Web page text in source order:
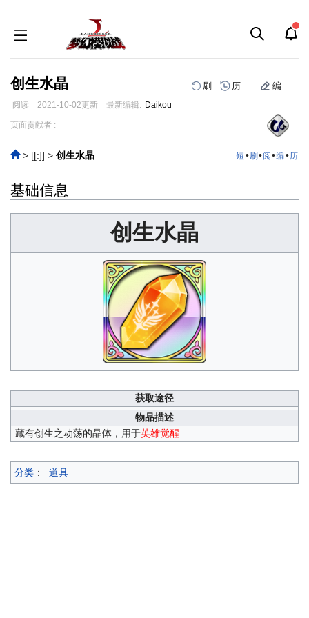
创生水晶 刷 历 编
阅读 2021-10-02更新 最新编辑: Daikou
跳
导
航
跳
搜
索
页面贡献者 :
> [[:]] > 创生水晶 短 •刷 •阅 •编•历
基础信息
创生水晶
获取途径
物品描述
藏有创生之动荡的晶体，用于英雄觉醒
分类 ： 道具